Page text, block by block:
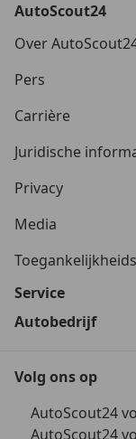
AutoScout24
Over
Pers
Carrière
Juridische
Privacy
Media
Service
Autobedrijf
Volg ons op
AutoScout24
AutoScout24